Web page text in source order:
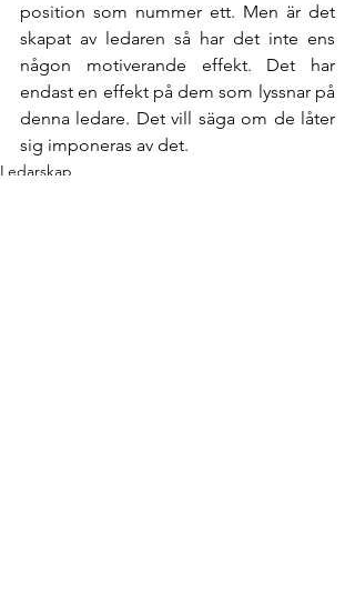
position som nummer ett. Men är det
skapat av ledaren så har det inte ens
någon motiverande effekt. Det har
endast en effekt på dem som lyssnar på
denna ledare. Det vill säga om de låter
sig imponeras av det.
Ledarskap